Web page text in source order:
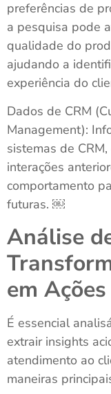
preferências de
a pesquisa pode
qualidade do
ajudando a
experiência do
Dados de CRM
Management):
sistemas de
interações
comportamento
futuras. ￼
Análise
em Ações
É essencial
extrair insights
atendimento ao
maneiras